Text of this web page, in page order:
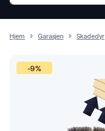
Hjem Garasjen Skadedyr
-9%